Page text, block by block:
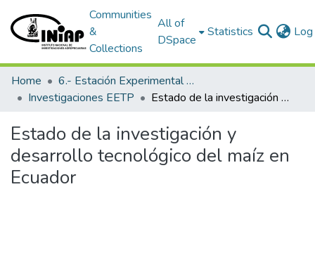
Communities
&
Collections
All of
DSpace
Statistics
Home
6.- Estación Experimental Tropical Pichilingue
Investigaciones EETP
Estado de la investigación y desarrollo tecnológico del maíz en Ecuador
Estado de la investigación y
desarrollo tecnológico del maíz en
Ecuador